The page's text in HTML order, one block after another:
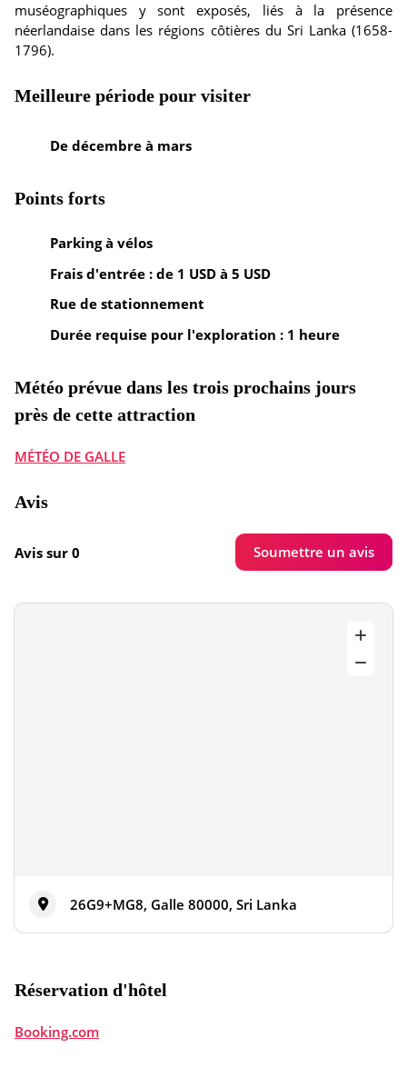
muséographiques y sont exposés, liés à la présence
néerlandaise dans les régions côtières du Sri Lanka (1658-
1796).
Meilleure période pour visiter
De décembre à mars
Points forts
Parking à vélos
Frais d'entrée : de 1 USD à 5 USD
Rue de stationnement
Durée requise pour l'exploration : 1 heure
Météo prévue dans les trois prochains jours
près de cette attraction
MÉTÉO DE GALLE
Avis
Avis sur 0 Soumettre un avis
26G9+MG8, Galle 80000, Sri Lanka
Réservation d'hôtel
Booking.com